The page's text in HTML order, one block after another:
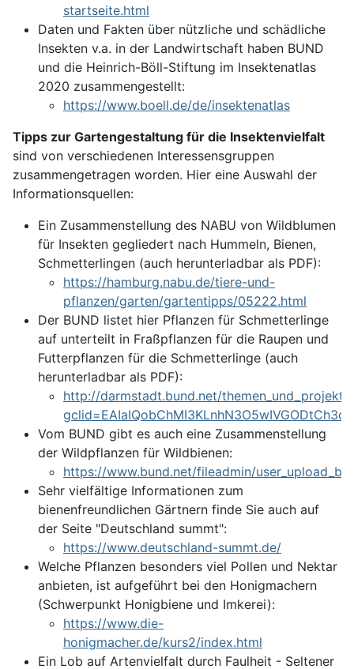
startseite.html
Daten und Fakten über nützliche und schädliche
Insekten v.a. in der Landwirtschaft haben BUND
und die Heinrich-Böll-Stiftung im Insektenatlas
2020 zusammengestellt:
https://www.boell.de/de/insektenatlas
Tipps zur Gartengestaltung für die Insektenvielfalt
sind von verschiedenen Interessensgruppen
zusammengetragen worden. Hier eine Auswahl der
Informationsquellen:
Ein Zusammenstellung des NABU von Wildblumen
für Insekten gegliedert nach Hummeln, Bienen,
Schmetterlingen (auch herunterladbar als PDF):
https://hamburg.nabu.de/tiere-und-
pflanzen/garten/gartentipps/05222.html
Der BUND listet hier Pflanzen für Schmetterlinge
auf unterteilt in Fraßpflanzen für die Raupen und
Futterpflanzen für die Schmetterlinge (auch
herunterladbar als PDF):
http://darmstadt.bund.net/
Vom BUND gibt es auch eine Zusammenstellung
der Wildpflanzen für Wildbienen:
https://www.bund.net/fileadmin/
Sehr vielfältige Informationen zum
bienenfreundlichen Gärtnern finde Sie auch auf
der Seite "Deutschland summt":
https://www.deutschland-summt.de/
Welche Pflanzen besonders viel Pollen und Nektar
anbieten, ist aufgeführt bei den Honigmachern
(Schwerpunkt Honigbiene und Imkerei):
https://www.die-
honigmacher.de/kurs2/index.html
Ein Lob auf Artenvielfalt durch Faulheit - Seltener